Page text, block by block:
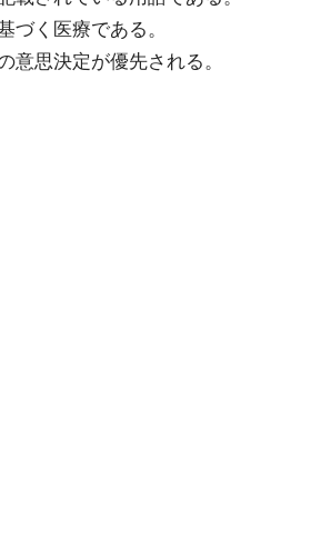
づく医療である。
意思決定が優先される。